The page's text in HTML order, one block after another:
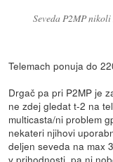
Seveda P2MP
Telemach ponuja do
Drgač pa pri P2MP je
ne zdej gledat t-2 na
multicasta/ni problem
nekateri njihovi
deljen seveda na max